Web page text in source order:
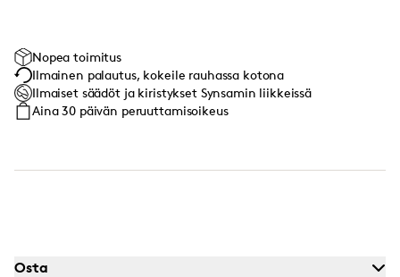
Nopea toimitus
Ilmainen palautus, kokeile rauhassa kotona
Ilmaiset säädöt ja kiristykset Synsamin liikkeissä
Aina 30 päivän peruuttamisoikeus
Osta